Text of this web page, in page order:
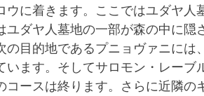
ウに着きます。ここではユダヤ人
ユダヤ人墓地の一部が森の中に
の目的地であるプニョヴァニに
います。そしてサロモン・レー
コースは終ります。さらに近隣の